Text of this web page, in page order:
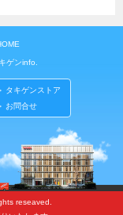
ゲンinfo.
タキゲンストア
お問合せ
reseaved.